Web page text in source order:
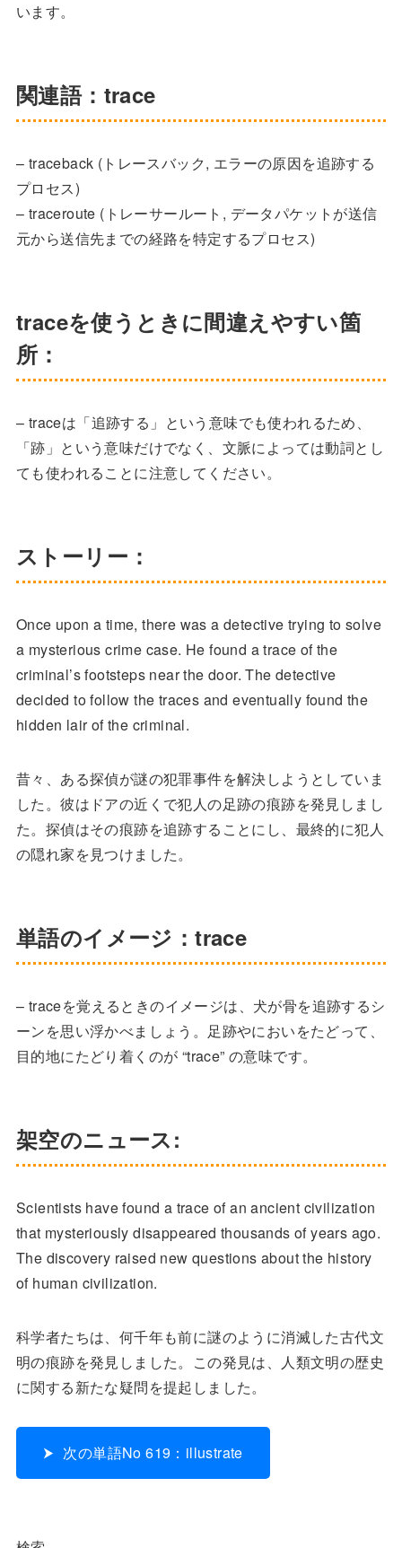
います。
関連語：trace
– traceback (トレースバック, エラーの原因を追跡する
プロセス)
– traceroute (トレーサールート, データパケットが送信
元から送信先までの経路を特定するプロセス)
traceを使うときに間違えやすい箇
所：
– traceは「追跡する」という意味でも使われるため、
「跡」という意味だけでなく、文脈によっては動詞とし
ても使われることに注意してください。
ストーリー：
Once upon a time, there was a detective trying to solve
a mysterious crime case. He found a trace of the
criminal’s footsteps near the door. The detective
decided to follow the traces and eventually found the
hidden lair of the criminal.
昔々、ある探偵が謎の犯罪事件を解決しようとしていま
した。彼はドアの近くで犯人の足跡の痕跡を発見しまし
た。探偵はその痕跡を追跡することにし、最終的に犯人
の隠れ家を見つけました。
単語のイメージ：trace
– traceを覚えるときのイメージは、犬が骨を追跡するシ
ーンを思い浮かべましょう。足跡やにおいをたどって、
目的地にたどり着くのが “trace” の意味です。
架空のニュース:
Scientists have found a trace of an ancient civilization
that mysteriously disappeared thousands of years ago.
The discovery raised new questions about the history
of human civilization.
科学者たちは、何千年も前に謎のように消滅した古代文
明の痕跡を発見しました。この発見は、人類文明の歴史
に関する新たな疑問を提起しました。
次の単語No 619：illustrate